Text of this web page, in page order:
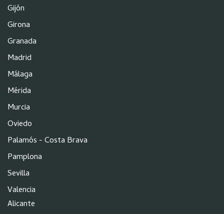
Gijón
Girona
Granada
Madrid
Málaga
Mérida
Murcia
Oviedo
Palamós - Costa Brava
Pamplona
Sevilla
Valencia
Alicante